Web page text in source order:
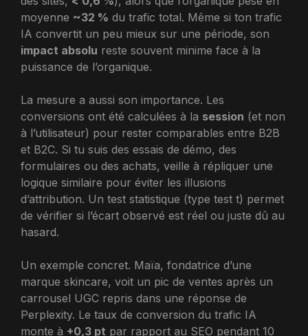
moyenne ~32 % du trafic total. Même si ton trafic
IA convertit un peu mieux sur une période, son
impact absolu reste souvent minime face à la
puissance de l’organique.
La mesure a aussi son importance. Les
conversions ont été calculées à la session (et non
à l’utilisateur) pour rester comparables entre B2B
et B2C. Si tu suis des essais de démo, des
formulaires ou des achats, veille à répliquer une
logique similaire pour éviter les illusions
d’attribution. Un test statistique (type test t) permet
de vérifier si l’écart observé est réel ou juste dû au
hasard.
Un exemple concret. Maïa, fondatrice d’une
marque skincare, voit un pic de ventes après un
carrousel UGC repris dans une réponse de
Perplexity. Le taux de conversion du trafic IA
monte à +0,3 pt par rapport au SEO pendant 10